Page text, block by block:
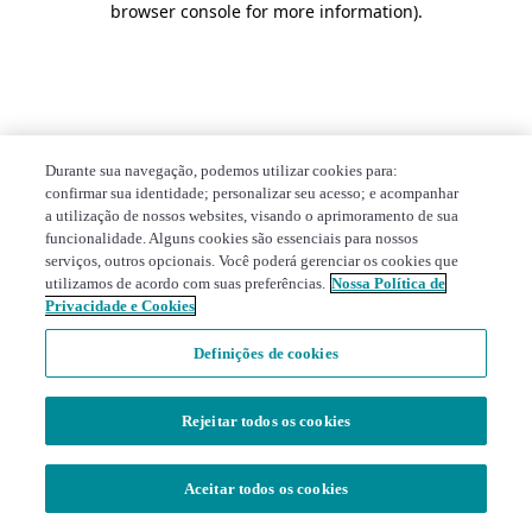
browser console for more information).
Durante sua navegação, podemos utilizar cookies para:
confirmar sua identidade; personalizar seu acesso; e acompanhar
a utilização de nossos websites, visando o aprimoramento de sua
funcionalidade. Alguns cookies são essenciais para nossos
serviços, outros opcionais. Você poderá gerenciar os cookies que
utilizamos de acordo com suas preferências. Nossa Política de
Privacidade e Cookies
Definições de cookies
Rejeitar todos os cookies
Aceitar todos os cookies